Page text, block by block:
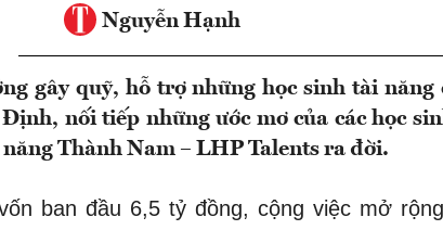
Nguyễn Hạnh
gây quỹ, hỗ trợ những học sinh tài năng
nối tiếp những ước mơ của các học
Thành Nam – LHP Talents ra đời.
ban đầu 6,5 tỷ đồng, cộng việc mở